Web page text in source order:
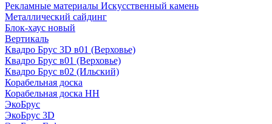
Рекламные материалы Искусственный камень
Металлический сайдинг
Блок-хаус новый
Вертикаль
Квадро Брус 3D в01 (Верховье)
Квадро Брус в01 (Верховье)
Квадро Брус в02 (Ильский)
Корабельная доска
Корабельная доска НН
ЭкоБрус
ЭкоБрус 3D